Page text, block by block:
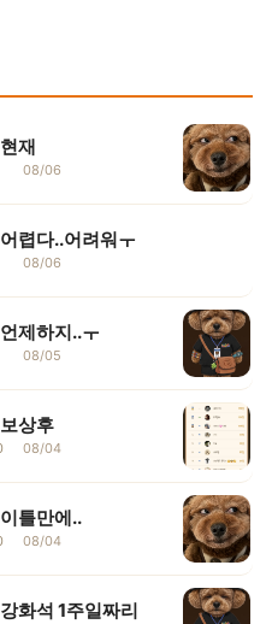
재
08/06
렵다..어려워ㅜ
08/06
제하지..ㅜ
08/05
상후
08/04
틀만에..
08/04
화석 1주일짜리